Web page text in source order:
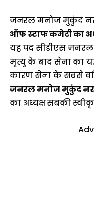
जनरल मनोज मुकुंद
ऑफ स्टाफ कमेटी का
यह पद सीडीएस
मृत्यु के बाद सेना का
कारण सेना के सबसे
जनरल मनोज मुकुंद
का अध्यक्ष सबकी